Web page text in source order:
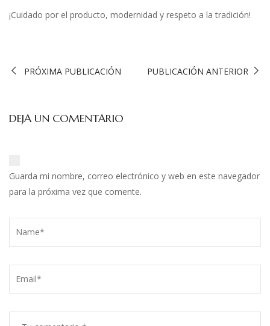
¡Cuidado por el producto, modernidad y respeto a la tradición!
PRÓXIMA PUBLICACIÓN PUBLICACIÓN ANTERIOR
DEJA UN COMENTARIO
Guarda mi nombre, correo electrónico y web en este navegador
para la próxima vez que comente.